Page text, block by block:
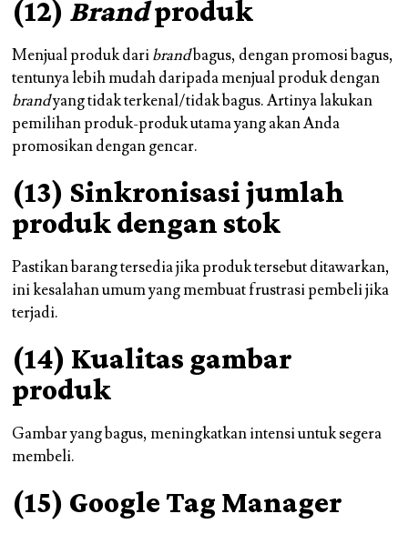
(12) Brandproduk
Menjual produk daribrandbagus, dengan promosi bagus,
tentunya lebih mudah daripada menjual produk dengan
brandyang tidak terkenal/tidak bagus. Artinya lakukan
pemilihan produk-produk utama yang akan Anda
promosikan dengan gencar.
(13) Sinkronisasi jumlah
produk dengan stok
Pastikan barang tersedia jika produk tersebut ditawarkan,
ini kesalahan umum yang membuat frustrasi pembeli jika
terjadi.
(14) Kualitas gambar
produk
Gambar yang bagus, meningkatkan intensi untuk segera
membeli.
(15) Google Tag Manager